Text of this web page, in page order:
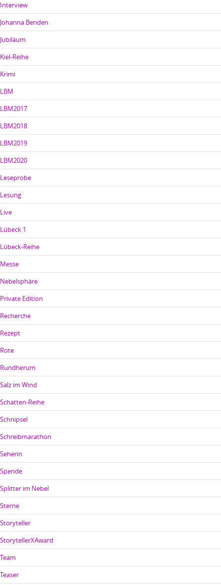
Interview
Johanna Benden
Jubiläum
Kiel-Reihe
Krimi
LBM
LBM2017
LBM2018
LBM2019
LBM2020
Leseprobe
Lesung
Live
Lübeck 1
Lübeck-Reihe
Messe
Nebelsphäre
Private Edition
Recherche
Rezept
Rote
Rundherum
Salz im Wind
Schatten-Reihe
Schnipsel
Schreibmarathon
Seherin
Spende
Splitter im Nebel
Sterne
Storyteller
StorytellerXAward
Team
Teaser